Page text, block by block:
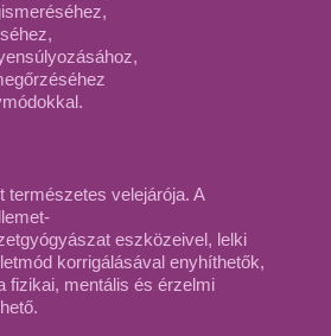
természetes velejárója. A
eszközeivel, lelki
korrigálásával enyhíthetők,
fizikai, mentális és érzelmi